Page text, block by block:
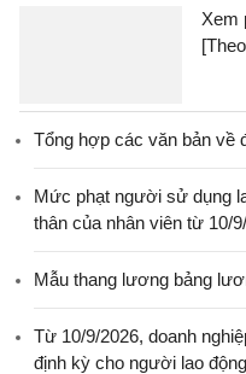
Xem
Tổng hợp các văn bản về
Mức phạt người sử dụng
thân của nhân viên từ 10/
Mẫu thang lương bảng
Từ 10/9/2026, doanh
định kỳ cho người lao